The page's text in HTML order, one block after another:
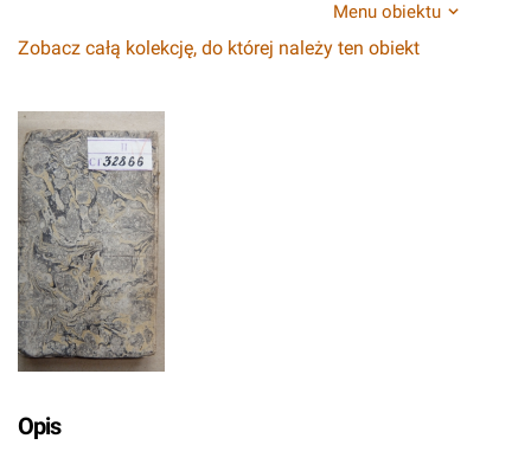
Menu obiektu
Zobacz całą kolekcję, do której należy ten obiekt
Opis